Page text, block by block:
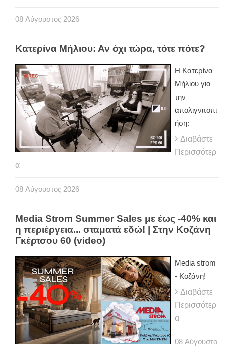
08 Αύγουστος 2026
Κατερίνα Μήλιου: Αν όχι τώρα, τότε πότε?
H Κατερίνα
Μήλιου για
την
απολιγνιτοπι
ήση:
Διαβάστε
Περισσότερ
α
08 Αύγουστος 2026
Media Strom Summer Sales με έως -40% και
η περιέργεια... σταματά εδώ! | Στην Κοζάνη
Γκέρτσου 60 (video)
Media strom
- Κοζάνη!
Διαβάστε
Περισσότερ
α
08 Αύγουστο